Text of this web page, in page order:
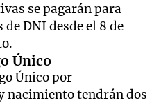
se pagarán para
DNI desde el 8 de
Único
Único por
nacimiento tendrán dos